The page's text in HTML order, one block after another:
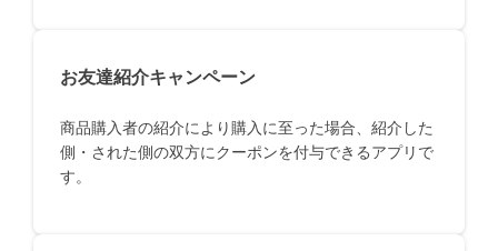
お友達紹介キャンペーン
商品購入者の紹介により購入に至った場合、紹介した
側・された側の双方にクーポンを付与できるアプリで
す。